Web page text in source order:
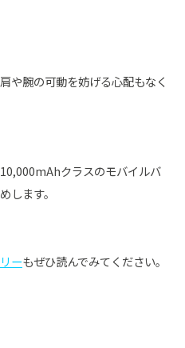
や腕の可動を妨げる心配もなく
クラスのモバイルバ
します。
ーもぜひ読んでみてください。